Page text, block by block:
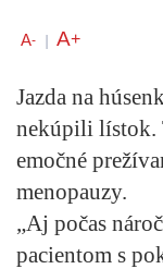
A- A+
Jazda na
nekúpili lístok.
emočné
menopauzy.
„Aj počas
pacientom s